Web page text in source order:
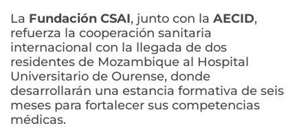
La Fundación CSAI, junto con la AECID,
refuerza la cooperación sanitaria
internacional con la llegada de dos
residentes de Mozambique al Hospital
Universitario de Ourense, donde
desarrollarán una estancia formativa de seis
meses para fortalecer sus competencias
médicas.